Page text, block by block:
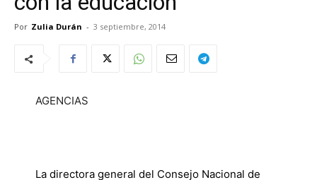
Por Zulia Durán - 3 septiembre, 2014
AGENCIAS
La directora general del Consejo Nacional de